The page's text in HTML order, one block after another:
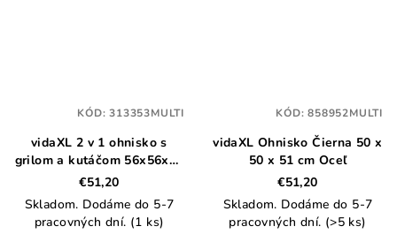
vidaXL 2 v 1 ohnisko s
grilom a kutáčom 56x56x49
cm nehrdzavejúca oceľ
€51,20
Skladom. Dodáme do 5-7
pracovných dní. (1 ks)
KÓD:313353MULTI
vidaXL Ohnisko Čierna 50 x
50 x 51 cm Oceľ
€51,20
Skladom. Dodáme do 5-7
pracovných dní. (>5 ks)
KÓD:858952MULTI